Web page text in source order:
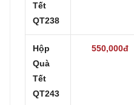
Tết
QT238
Hộp
Quà
Tết
QT243
550,000đ